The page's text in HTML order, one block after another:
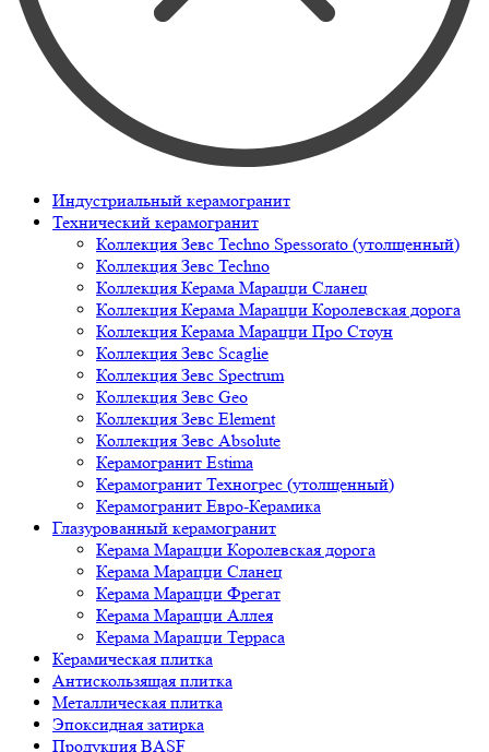
Индустриальный керамогранит
Технический керамогранит
Коллекция Зевс Techno Spessorato (утолщенный)
Коллекция Зевс Techno
Коллекция Керама Марацци Сланец
Коллекция Керама Марацци Королевская дорога
Коллекция Керама Марацци Про Стоун
Коллекция Зевс Scaglie
Коллекция Зевс Spectrum
Коллекция Зевс Geo
Коллекция Зевс Element
Коллекция Зевс Absolute
Керамогранит Estima
Керамогранит Техногрес (утолщенный)
Керамогранит Евро-Керамика
Глазурованный керамогранит
Керама Марацци Королевская дорога
Керама Марацци Сланец
Керама Марацци Фрегат
Керама Марацци Аллея
Керама Марацци Терраса
Керамическая плитка
Антискользящая плитка
Металлическая плитка
Эпоксидная затирка
Продукция BASF